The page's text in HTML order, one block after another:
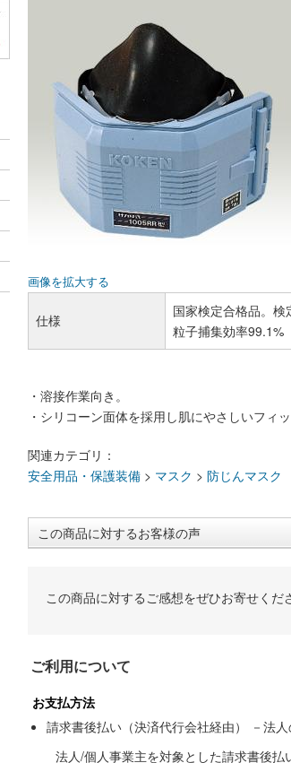
画像を拡大する
仕様
国家検定合格品。検
粒子捕集効率99.1%
・溶接作業向き。
・シリコーン面体を採用し肌にやさしいフィ
関連カテゴリ：
安全用品・保護装備 > マスク > 防じんマス
この商品に対するお客様の声
この商品に対するご感想をぜひお寄せくだ
ご利用について
お支払方法
請求書後払い（決済代行会社経由） －法
法人/個人事業主を対象とした請求書後